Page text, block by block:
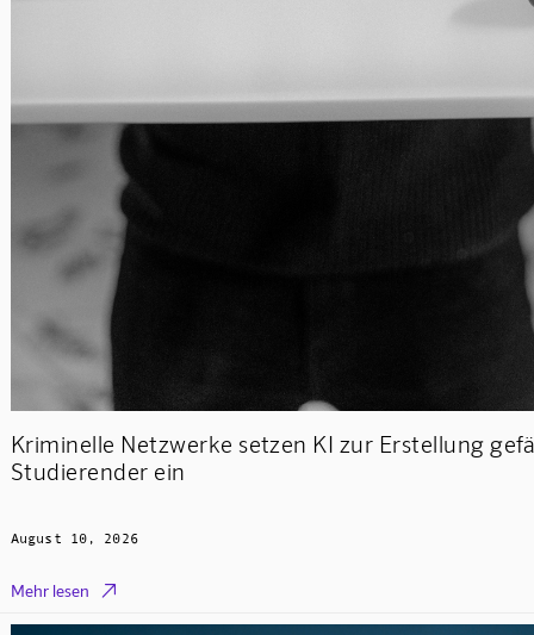
Kriminelle Netzwerke setzen KI zur Erstellung
Studierender ein
August 10, 2026
Mehr lesen 